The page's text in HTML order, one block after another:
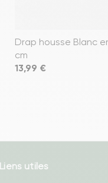
Drap housse Blanc
cm
Prix
13,99 €
Liens utiles